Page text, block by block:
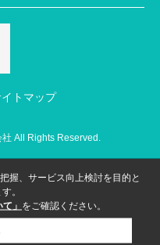
トマップ
All Rights Reserved.
握、サービス向上検討を目的と
。
」 をご確認ください。